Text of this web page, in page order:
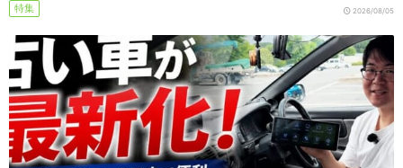
特集 2026/08/05